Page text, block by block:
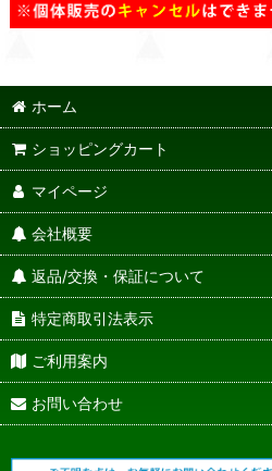
ホーム
ショッピングカート
マイページ
会社概要
返品/交換・保証について
特定商取引法表示
ご利用案内
お問い合わせ